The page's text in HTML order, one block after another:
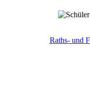
Raths- und